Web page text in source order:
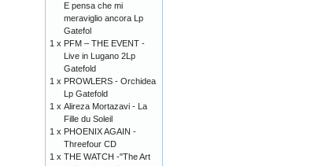
E pensa che mi
meraviglio ancora Lp
Gatefol
1 x PFM – THE EVENT -
Live in Lugano 2Lp
Gatefold
1 x PROWLERS - Orchidea
Lp Gatefold
1 x Alireza Mortazavi - La
Fille du Soleil
1 x PHOENIX AGAIN -
Threefour CD
1 x THE WATCH -"The Art